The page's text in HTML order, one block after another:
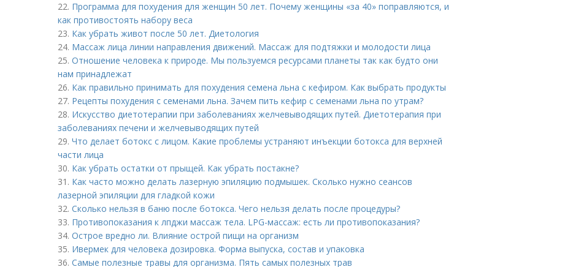
22. Программа для похудения для женщин 50 лет. Почему женщины «за 40» поправляются, и
как противостоять набору веса
23. Как убрать живот после 50 лет. Диетология
24. Массаж лица линии направления движений. Массаж для подтяжки и молодости лица
25. Отношение человека к природе. Мы пользуемся ресурсами планеты так как будто они
нам принадлежат
26. Как правильно принимать для похудения семена льна с кефиром. Как выбрать продукты
27. Рецепты похудения с семенами льна. Зачем пить кефир с семенами льна по утрам?
28. Искусство диетотерапии при заболеваниях желчевыводящих путей. Диетотерапия при
заболеваниях печени и желчевыводящих путей
29. Что делает ботокс с лицом. Какие проблемы устраняют инъекции ботокса для верхней
части лица
30. Как убрать остатки от прыщей. Как убрать постакне?
31. Как часто можно делать лазерную эпиляцию подмышек. Сколько нужно сеансов
лазерной эпиляции для гладкой кожи
32. Сколько нельзя в баню после ботокса. Чего нельзя делать после процедуры?
33. Противопоказания к лпджи массаж тела. LPG-массаж: есть ли противопоказания?
34. Острое вредно ли. Влияние острой пищи на организм
35. Ивермек для человека дозировка. Форма выпуска, состав и упаковка
36. Самые полезные травы для организма. Пять самых полезных трав